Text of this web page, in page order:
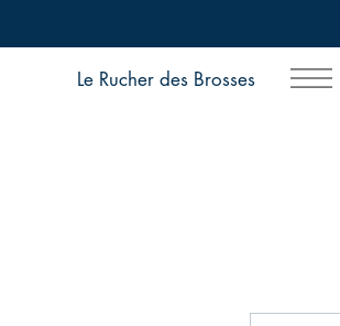
Le Rucher des Brosses